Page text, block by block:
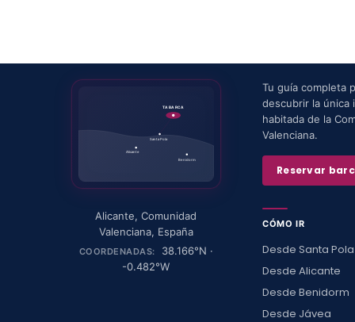
TABARCA
Santa Pola
Alicante
Benidorm
Alicante,Comunidad
Valenciana, España
COORDENADAS: 38.166°N ·
-0.482°W
Tu guía completa
descubrir la única
habitada de la
Valenciana.
Reservar
CÓMO IR
Desde Santa Pola
Desde Alicante
Desde Benidorm
Desde Jávea